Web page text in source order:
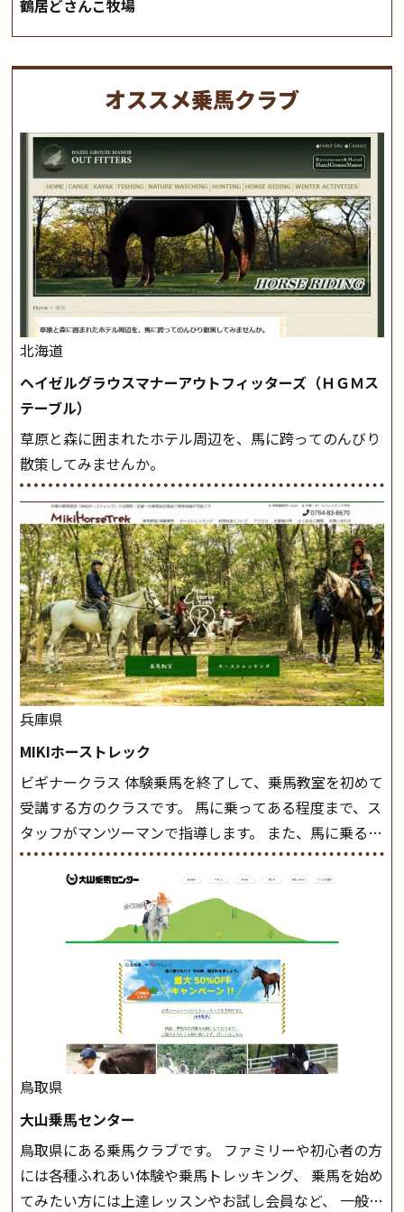
鶴居どさんこ牧場
オススメ乗馬クラブ
北海道
ヘイゼルグラウスマナーアウトフィッターズ（ＨＧＭス
テーブル）
草原と森に囲まれたホテル周辺を、馬に跨ってのんびり
散策してみませんか。
兵庫県
MIKIホーストレック
ビギナークラス 体験乗馬を終了して、乗馬教室を初めて
受講する方のクラスです。 馬に乗ってある程度まで、ス
タッフがマンツーマンで指導します。 また、馬に乗るだ
けでなく、馬の手入れや馬装（鞍などを装着する） も
このクラスで把握し、「馬に触れること」にも慣れてい
きましょう。 スタートクラス ビギナークラスで単独で
軽速歩(けいはやあし)ができるようになったら スタート
クラスへ。 グループレッスンで馬のスピードを調整し
ながら 軽速歩・正反撞(せいはんどう)を学びます。 安定
した手綱操作と軽速歩・正反撞ができるようになれば
駈歩(かけあし)練習に入ります。 ホップクラス スタート
クラスで常歩(なみあし)や 速歩、駈歩の初歩をマスター
したら、 次は部班にて駈歩を含めた誘導練習を行いま
しょう。 ステップクラス ホップクラスまでに練習した
の扶助操作や誘導方法を身につけましょう。 注意事項
◆馬場使用状況により、使用する馬場はこちらで決定い
鳥取県
大山乗馬センター
鳥取県にある乗馬クラブです。 ファミリーや初心者の方
には各種ふれあい体験や乗馬トレッキング、 乗馬を始め
てみたい方には上達レッスンやお試し会員など、 一般の